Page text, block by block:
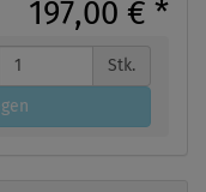
197,00 € *
Stk.